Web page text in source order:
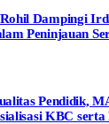
Dampingi
Peninjauan
Pendidik,
KBC